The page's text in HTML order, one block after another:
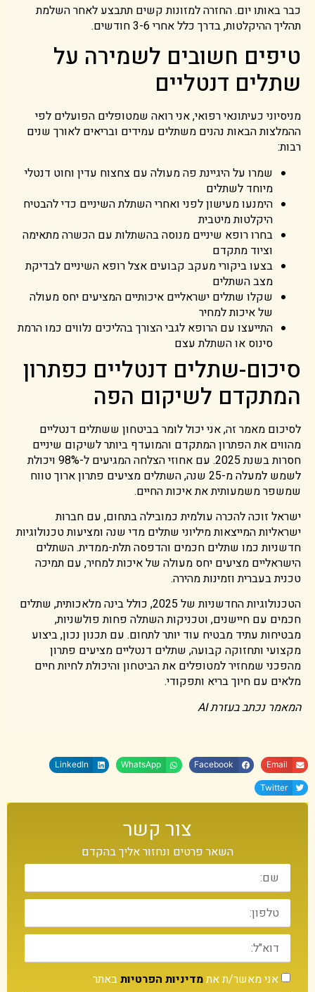
כבר באותו יום. החזרה למזונות קשים תתבצע לאחר השלמת
תהליך ההיקלטות, בדרך כלל אחרי 3-6 חודשים.
טיפים חשובים לשמירה על
שתלים דנטליים
מניסיוני כעיתונאי רפואי, אני רואה שמטופלים הפועלים לפי
ההמלצות הבאות נהנים משתלים עמידים ובריאים לאורך שנים
רבות:
שמרו על היגיינת פה מעולה עם צחצוח עדין וחוט דנטלי
מיוחד לשתלים
הימנעו מעישון לפני ואחרי השתלת השיניים כדי להבטיח
היקלטות מיטבית
בחרו רופא שיניים מנוסה בהשתלות עם הכשרה מתאימה
וציוד מתקדם
בצעו ביקורי מעקב קבועים אצל רופא השיניים לבדיקת
מצב השתלים
שקלו שתלים ישראליים איכותיים המציעים יחס מעולה
של איכות למחיר
התייעצו עם הרופא לגבי הצורך בהליכים נלווים כמו הרמת
סינוס או השתלת עצם
סיכום-שתלים דנטליים כפתרון
המתקדם לשיקום הפה
לסיכום מאמר זה, אני יכול לומר בביטחון ששתלים דנטליים
מהווים את הפתרון המתקדם והמועדף ביותר לשיקום שיניים
חסרות בשנת 2025. עם אחוזי הצלחה המגיעים ל-98% ויכולת
לשמש למעלה מ-25 שנה, השתלים מציעים פתרון ארוך טווח
שמשפר משמעותית את איכות החיים.
ישראל זוכה להכרה עולמית כמובילה בתחום, עם חברות
ישראליות המייצאות מיליוני שתלים מדי שנה ומציעות טכנולוגיות
חדשניות כמו שתלים חכמים והדפסה תלת-ממדית. השתלים
הישראליים מציעים יחס מעולה של איכות למחיר, עם תמיכה
טכנית בעברית וזמינות מהירה.
הטכנולוגיות החדשניות של 2025, כולל בינה מלאכותית, שתלים
חכמים עם חיישנים, וטכניקות השתלה פחות פולשניות,
מבטיחות עתיד מבטיח עוד יותר לתחום. עם תכנון נכון, ביצוע
מקצועי ותחזוקה קבועה, שתלים דנטליים מציעים פתרון
מהפכני שמחזיר למטופלים את הביטחון והיכולת לחיות חיים
מלאים עם חיוך בריא ותפקודי.
המאמר נכתב בעזרת AI
Email
Facebook
WhatsApp
LinkedIn
Twitter
צור קשר
השאר פרטים ונחזור אליך בהקדם
אני מאשר/ת אתמדיניות הפרטיותבאתר